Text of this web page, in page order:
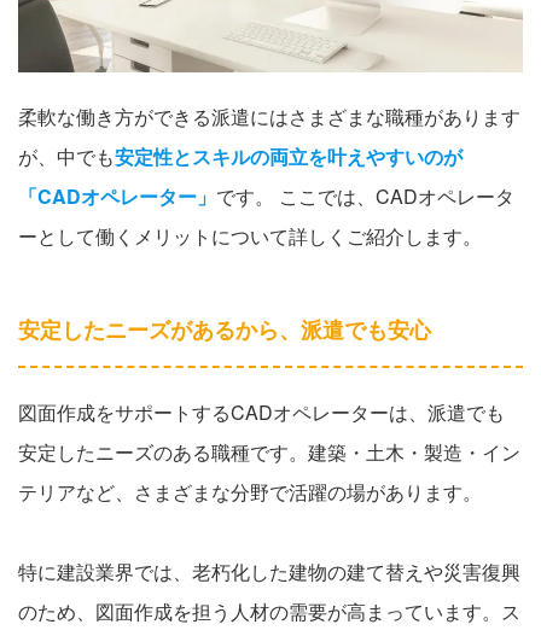
柔軟な働き方ができる派遣にはさまざまな職種があります
が、中でも安定性とスキルの両立を叶えやすいのが
「CADオペレーター」 です。 ここでは、CADオペレータ
ーとして働くメリットについて詳しくご紹介します。
安定したニーズがあるから、派遣でも安心
図面作成をサポートするCADオペレーターは、派遣でも
安定したニーズのある職種です。建築・土木・製造・イン
テリアなど、さまざまな分野で活躍の場があります。
特に建設業界では、老朽化した建物の建て替えや災害復興
のため、図面作成を担う人材の需要が高まっています。ス